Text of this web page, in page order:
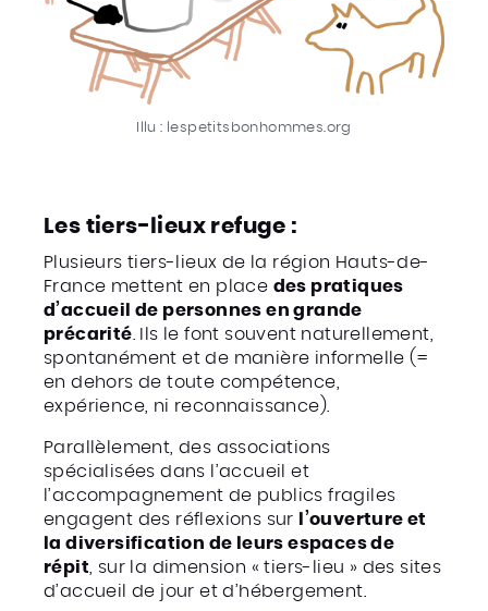
Illu : lespetitsbonhommes.org
Les tiers-lieux refuge :
Plusieurs tiers-lieux de la région Hauts-de-
France mettent en place des pratiques
d’accueil de personnes en grande
précarité . Ils le font souvent naturellement,
spontanément et de manière informelle (=
en dehors de toute compétence,
expérience, ni reconnaissance).
Parallèlement, des associations
spécialisées dans l’accueil et
l’accompagnement de publics fragiles
engagent des réflexions sur l’ouverture et
la diversification de leurs espaces de
répit , sur la dimension « tiers-lieu » des sites
d’accueil de jour et d’hébergement.